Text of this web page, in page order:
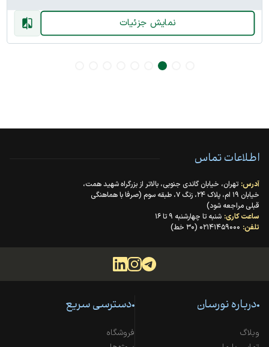
نمایش جزئیات
اطلاعات تماس
آدرس: تهران، خیابان گاندی جنوبی، بالاتر از بزرگراه شهید همت،
خیابان ۱۹ ام، پلاک ۲۴، زنگ ۷، طبقه سوم (صرفا با هماهنگی
قبلی مراجعه شود)
ساعت کاری: شنبه تا چهارشنبه ۹ تا ۱۶
تلفن: ۰۲۱۴۱۴۵۹۰۰۰ (۳۰ خط)
درباره نورسان
وبلاگ
دسترسی سریع
فروشگاه